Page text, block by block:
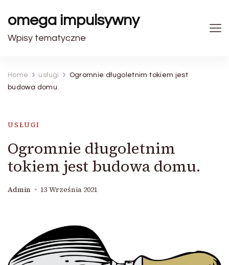
omega impulsywny
Wpisy tematyczne
Home usługi
Ogromnie długoletnim tokiem jest
budowa domu.
USŁUGI
Ogromnie długoletnim
tokiem jest budowa domu.
Admin 13 Września 2021